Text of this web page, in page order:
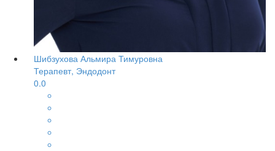
Шибзухова Альмира Тимуровна
Терапевт, Эндодонт
0.0